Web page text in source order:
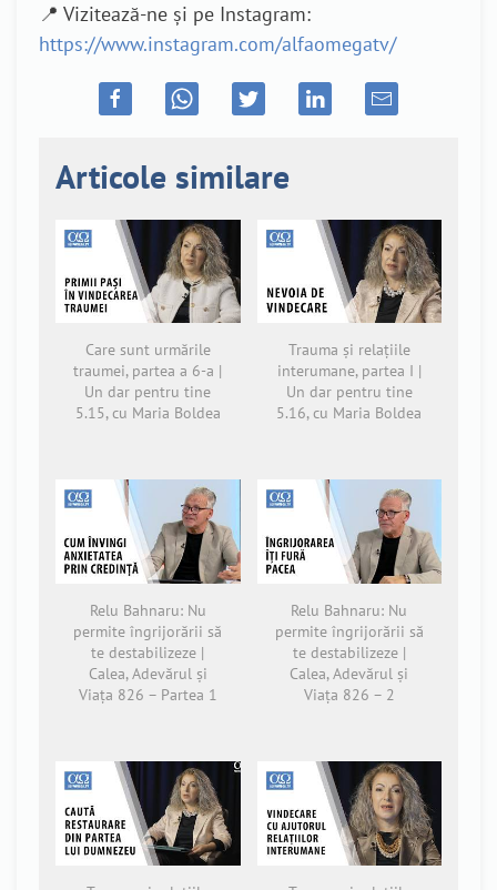
📍 Vizitează-ne și pe Instagram:
https://www.instagram.com/alfaomegatv/
Articole similare
Care sunt urmările
traumei, partea a 6-a |
Un dar pentru tine
5.15, cu Maria Boldea
Trauma și relațiile
interumane, partea I |
Un dar pentru tine
5.16, cu Maria Boldea
Relu Bahnaru: Nu
permite îngrijorării să
te destabilizeze |
Calea, Adevărul și
Viața 826 – Partea 1
Relu Bahnaru: Nu
permite îngrijorării să
te destabilizeze |
Calea, Adevărul și
Viața 826 – 2